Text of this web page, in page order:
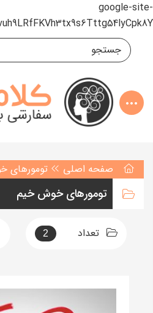
google-site-
صفحه اصلی تومورهای
تومورهای خوش خیم
تعداد 2